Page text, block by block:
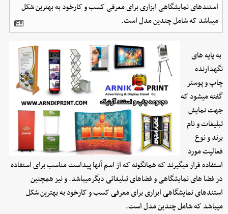
استندهای نمایشگاهی ابزاری برای معرفی کسب و کارخود به بهترین شکل
میباشد که شامل چندین مدل است.
به پایه های
نگهدارنده
چاپ و پوستر
گفته میشود که
جهت نمایش
تبلیغات و نام
برند و نوع
فعالیت مورد
استفاده قرار میگیرند که همانگونه که از اسم آنها پیداست مناسب برای استفاده
در فضا های نمایشگاهی و فضاهای تبلیغاتی دیگرمیباشد. و نیز همچنین
استندهای نمایشگاهی ابزاری برای معرفی کسب و کارخود به بهترین شکل
میباشد که شامل چندین مدل است.